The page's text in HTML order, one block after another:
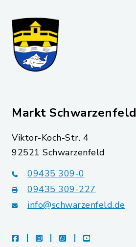
Markt Schwarzenfeld
Viktor-Koch-Str. 4
92521 Schwarzenfeld
09435 309-0
09435 309-227
info@schwarzenfeld.de
facebookinstagramwhatsappyoutube